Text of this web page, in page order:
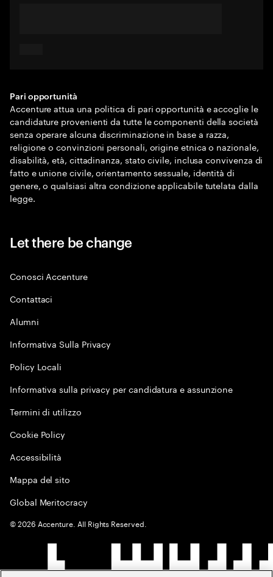
Pari opportunità
Accenture attua una politica di pari opportunità e accoglie le
candidature provenienti da tutte le componenti della società
senza operare alcuna discriminazione in base a razza,
religione o convinzioni personali, origine etnica o nazionale,
disabilità, età, cittadinanza, stato civile, inclusa convivenza di
fatto e unione civile, orientamento sessuale, identità di
genere, o qualsiasi altra condizione applicabile tutelata dalla
legge.
Let there be change
Conosci Accenture
Contattaci
Alumni
Informativa Sulla Privacy
Policy Locali
Informativa sulla privacy per candidatura e assunzione
Termini di utilizzo
Cookie Policy
Accessibilità
Mappa del sito
Global Meritocracy
©2026 Accenture. All Rights Reserved.